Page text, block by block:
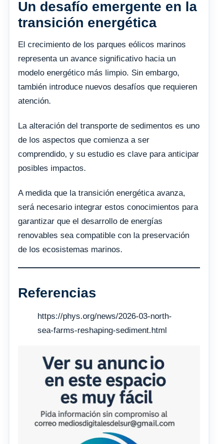
Un desafío emergente en la
transición energética
El crecimiento de los parques eólicos marinos
representa un avance significativo hacia un
modelo energético más limpio. Sin embargo,
también introduce nuevos desafíos que requieren
atención.
La alteración del transporte de sedimentos es uno
de los aspectos que comienza a ser
comprendido, y su estudio es clave para anticipar
posibles impactos.
A medida que la transición energética avanza,
será necesario integrar estos conocimientos para
garantizar que el desarrollo de energías
renovables sea compatible con la preservación
de los ecosistemas marinos.
Referencias
https://phys.org/news/2026-03-north-
sea-farms-reshaping-sediment.html